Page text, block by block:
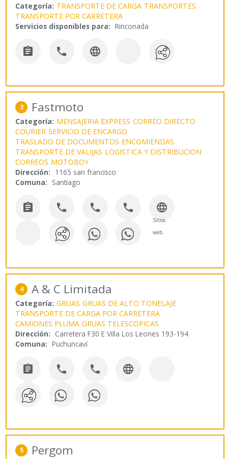
Categoría: TRANSPORTE DE CARGA TRANSPORTES
TRANSPORTE POR CARRETERA
Servicios disponibles para: Rinconada
  
3 Fastmoto
Categoría: MENSAJERIA EXPRESS CORREO DIRECTO
COURIER SERVICIO DE ENCARGO
TRASLADO DE DOCUMENTOS ENCOMIENDAS
TRANSPORTE DE VALIJAS LOGISTICA Y DISTRIBUCION
CORREOS MOTOBOY
Dirección: 1165 san francisco
Comuna: Santiago
    
Sitios
web
4 A & C Limitada
Categoría: GRUAS GRUAS DE ALTO TONELAJE
TRANSPORTE DE CARGA POR CARRETERA
CAMIONES PLUMA GRUAS TELESCOPICAS
Dirección: Carretera F30 E Villa Los Leones 193-194
Comuna: Puchuncaví
   
5 Pergom